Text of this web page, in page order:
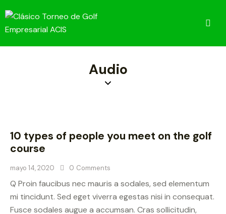
Audio
r
t
u
d
o
10 types of people you meet on the golf
course
mayo 14, 2020 0 Comments
Q Proin faucibus nec mauris a sodales, sed elementum
mi tincidunt. Sed eget viverra egestas nisi in consequat.
Fusce sodales augue a accumsan. Cras sollicitudin,